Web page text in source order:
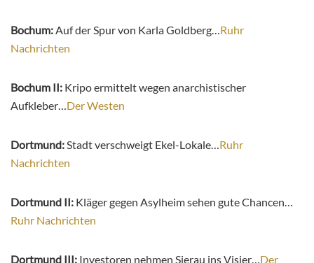
Bochum:Auf der Spur von Karla Goldberg…Ruhr
Nachrichten
Bochum II: Kripo ermittelt wegen anarchistischer
Aufkleber…Der Westen
Dortmund:Stadt verschweigt Ekel-Lokale…Ruhr
Nachrichten
Dortmund II: Kläger gegen Asylheim sehen gute Chancen…
Ruhr Nachrichten
Dortmund III: Investoren nehmen Sierau ins Visier…Der